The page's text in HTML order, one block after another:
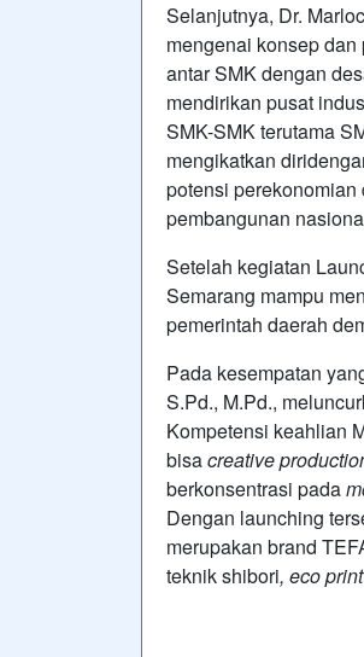
Selanjutnya, Dr.
mengenai konsep
antar SMK dengan
mendirikan pusat
SMK-SMK terutama
mengikatkan
potensi
pembangunan
Setelah kegiatan
Semarang mampu
pemerintah daerah
Pada kesempatan
S.Pd., M.Pd.,
Kompetensi keahlian
bisacreative
berkonsentrasi pada
Dengan launching
merupakan brand
teknik shibori, eco print